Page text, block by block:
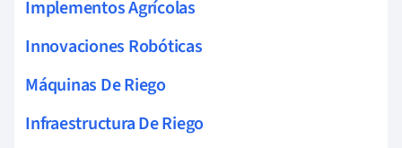
Implementos Agrícolas
Innovaciones Robóticas
Máquinas De Riego
Infraestructura De Riego